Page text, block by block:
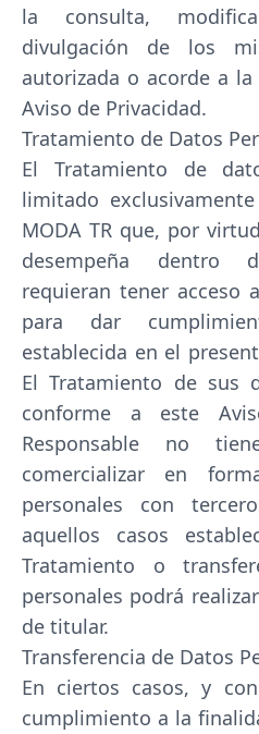
la consulta,
divulgación de los
autorizada o acorde a
Aviso de Privacidad.
Tratamiento de Datos
El Tratamiento de
limitado
MODA TR que, por
desempeña dentro
requieran tener acceso
para dar
establecida en el
El Tratamiento de sus
conforme a este
Responsable no
comercializar en
personales con
aquellos casos
Tratamiento o
personales podrá
de titular.
Transferencia de Datos
En ciertos casos, y
cumplimiento a la